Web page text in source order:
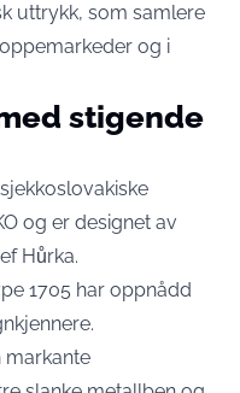
uttrykk, som samlere
og i
stigende
og er designet av
Hůrka.
1705 har oppnådd
markante